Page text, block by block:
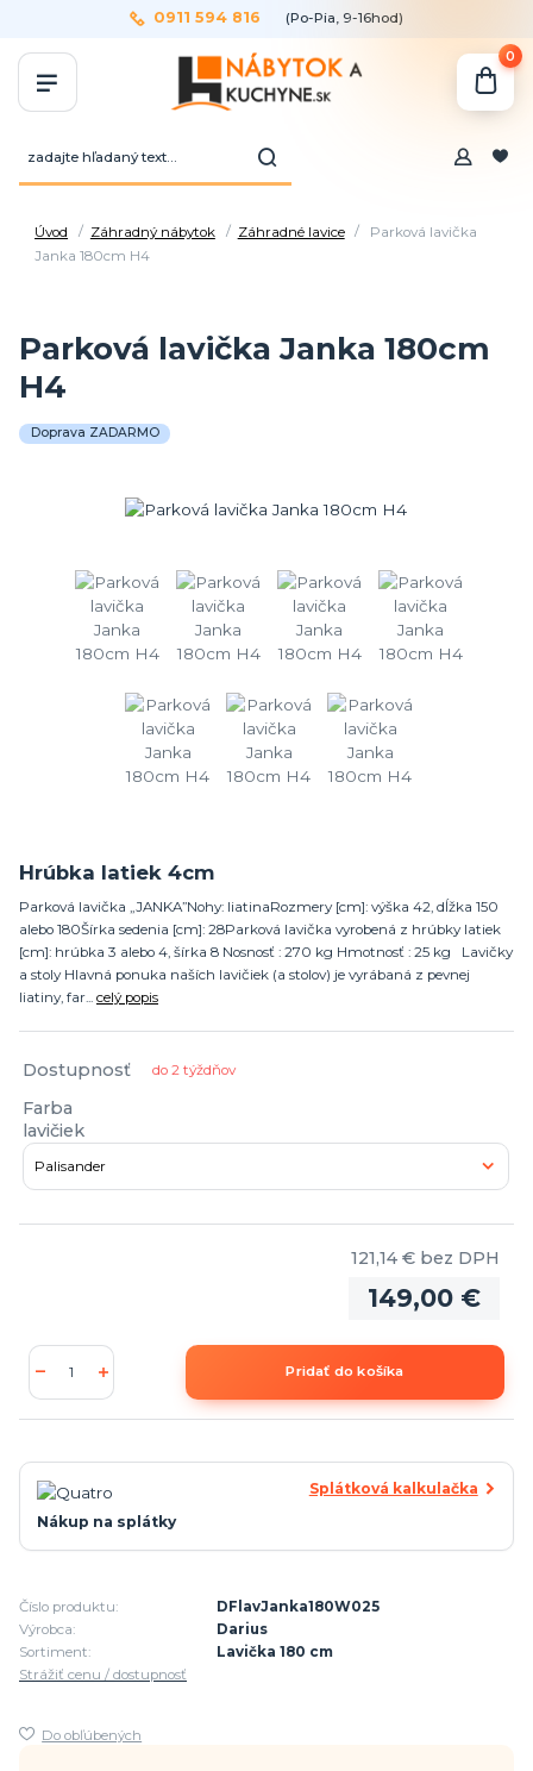
0911 594 816 (Po-Pia, 9-16hod)
0
Úvod Záhradný nábytok Záhradné lavice
Parková lavička
Janka 180cm H4
Parková lavička Janka 180cm
H4
Doprava ZADARMO
Hrúbka latiek 4cm
Parková lavička „JANKA”Nohy: liatinaRozmery [cm]: výška 42, dĺžka 150
alebo 180Šírka sedenia [cm]: 28Parková lavička vyrobená z hrúbky latiek
[cm]: hrúbka 3 alebo 4, šírka 8 Nosnosť : 270 kg Hmotnosť : 25 kg Lavičky
a stoly Hlavná ponuka naších lavičiek (a stolov) je vyrábaná z pevnej
liatiny, far... celý popis
Dostupnosť do 2 týždňov
Farba
lavičiek
149,00 €
121,14 € bez DPH
Pridať do košíka
Splátková kalkulačka
Nákup na splátky
Číslo produktu:
DFlavJanka180W025
Výrobca:
Darius
Sortiment:
Lavička 180 cm
Strážiť cenu / dostupnosť
Do obľúbených